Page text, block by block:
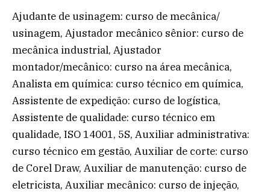
Ajudante de usinagem: curso de mecânica/
usinagem, Ajustador mecânico sênior: curso de
mecânica industrial, Ajustador
montador/mecânico: curso na área mecânica,
Analista em química: curso técnico em química,
Assistente de expedição: curso de logística,
Assistente de qualidade: curso técnico em
qualidade, ISO 14001, 5S, Auxiliar administrativa:
curso técnico em gestão, Auxiliar de corte: curso
de Corel Draw, Auxiliar de manutenção: curso de
eletricista, Auxiliar mecânico: curso de injeção,